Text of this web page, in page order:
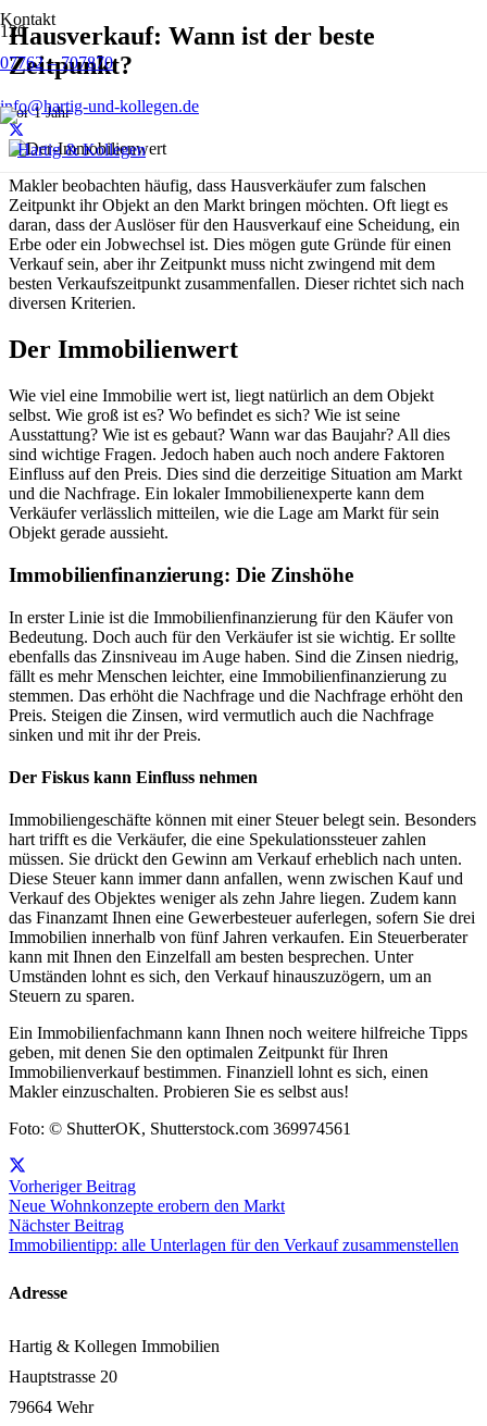
Kontakt
07762 – 707870
info@hartig-und-kollegen.de
Hausverkauf: Wann ist der beste
Zeitpunkt?
vor 1 Jahr
Makler beobachten häufig, dass Hausverkäufer zum falschen
Zeitpunkt ihr Objekt an den Markt bringen möchten. Oft liegt es
daran, dass der Auslöser für den Hausverkauf eine Scheidung, ein
Erbe oder ein Jobwechsel ist. Dies mögen gute Gründe für einen
Verkauf sein, aber ihr Zeitpunkt muss nicht zwingend mit dem
besten Verkaufszeitpunkt zusammenfallen. Dieser richtet sich nach
diversen Kriterien.
Der Immobilienwert
Wie viel eine Immobilie wert ist, liegt natürlich an dem Objekt
selbst. Wie groß ist es? Wo befindet es sich? Wie ist seine
Ausstattung? Wie ist es gebaut? Wann war das Baujahr? All dies
sind wichtige Fragen. Jedoch haben auch noch andere Faktoren
Einfluss auf den Preis. Dies sind die derzeitige Situation am Markt
und die Nachfrage. Ein lokaler Immobilienexperte kann dem
Verkäufer verlässlich mitteilen, wie die Lage am Markt für sein
Objekt gerade aussieht.
Immobilienfinanzierung: Die Zinshöhe
In erster Linie ist die Immobilienfinanzierung für den Käufer von
Bedeutung. Doch auch für den Verkäufer ist sie wichtig. Er sollte
ebenfalls das Zinsniveau im Auge haben. Sind die Zinsen niedrig,
fällt es mehr Menschen leichter, eine Immobilienfinanzierung zu
stemmen. Das erhöht die Nachfrage und die Nachfrage erhöht den
Preis. Steigen die Zinsen, wird vermutlich auch die Nachfrage
sinken und mit ihr der Preis.
Der Fiskus kann Einfluss nehmen
Immobiliengeschäfte können mit einer Steuer belegt sein. Besonders
hart trifft es die Verkäufer, die eine Spekulationssteuer zahlen
müssen. Sie drückt den Gewinn am Verkauf erheblich nach unten.
Diese Steuer kann immer dann anfallen, wenn zwischen Kauf und
Verkauf des Objektes weniger als zehn Jahre liegen. Zudem kann
das Finanzamt Ihnen eine Gewerbesteuer auferlegen, sofern Sie drei
Immobilien innerhalb von fünf Jahren verkaufen. Ein Steuerberater
kann mit Ihnen den Einzelfall am besten besprechen. Unter
Umständen lohnt es sich, den Verkauf hinauszuzögern, um an
Steuern zu sparen.
Ein Immobilienfachmann kann Ihnen noch weitere hilfreiche Tipps
geben, mit denen Sie den optimalen Zeitpunkt für Ihren
Immobilienverkauf bestimmen. Finanziell lohnt es sich, einen
Makler einzuschalten. Probieren Sie es selbst aus!
Foto: © ShutterOK, Shutterstock.com 369974561
Vorheriger Beitrag
Neue Wohnkonzepte erobern den Markt
Nächster Beitrag
Immobilientipp: alle Unterlagen für den Verkauf zusammenstellen
Adresse
Hartig & Kollegen Immobilien
Hauptstrasse 20
79664 Wehr